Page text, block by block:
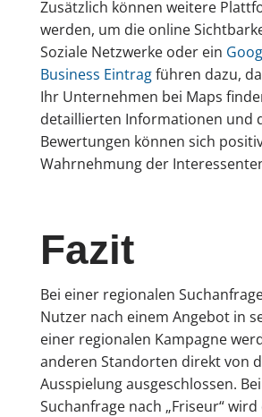
Zusätzlich können weitere
werden, um die online
Soziale Netzwerke oder ein
Business Eintragführen dazu,
Ihr Unternehmen bei Maps
detaillierten Informationen und
Bewertungen können sich
Wahrnehmung der
Fazit
Bei einer regionalen
Nutzer nach einem Angebot in
einer regionalen Kampagne
anderen Standorten direkt von
Ausspielung ausgeschlossen.
Suchanfrage nach „Friseur“ wird